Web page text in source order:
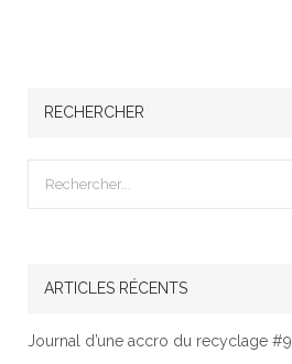
RECHERCHER
ARTICLES RÉCENTS
Journal d’une accro du recyclage #9